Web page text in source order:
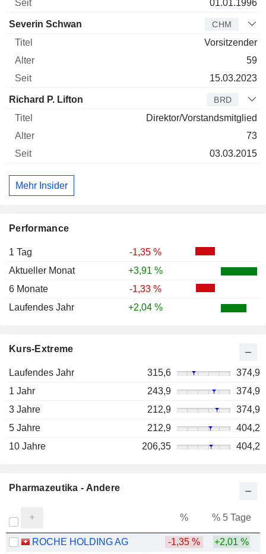
Performance
1 Tag
-1,35 %
Aktueller Monat
+3,91 %
6 Monate
-1,33 %
Laufendes Jahr
+2,04 %
Kurs-Extreme
Laufendes Jahr 315,6
374,9
1 Jahr
243,9
374,9
3 Jahre
212,9
374,9
5 Jahre
212,9
404,2
10 Jahre
206,35 404,2
01.01.1996
Severin Schwan CHM
Vorsitzender
59
15.03.2023
Richard P. Lifton BRD
Direktor/Vorstandsmitglied
73
03.03.2015
Mehr Insider
Pharmazeutika - Andere
% % 5 Tage
ROCHE HOLDING AG -1,35 %
+2,01 %